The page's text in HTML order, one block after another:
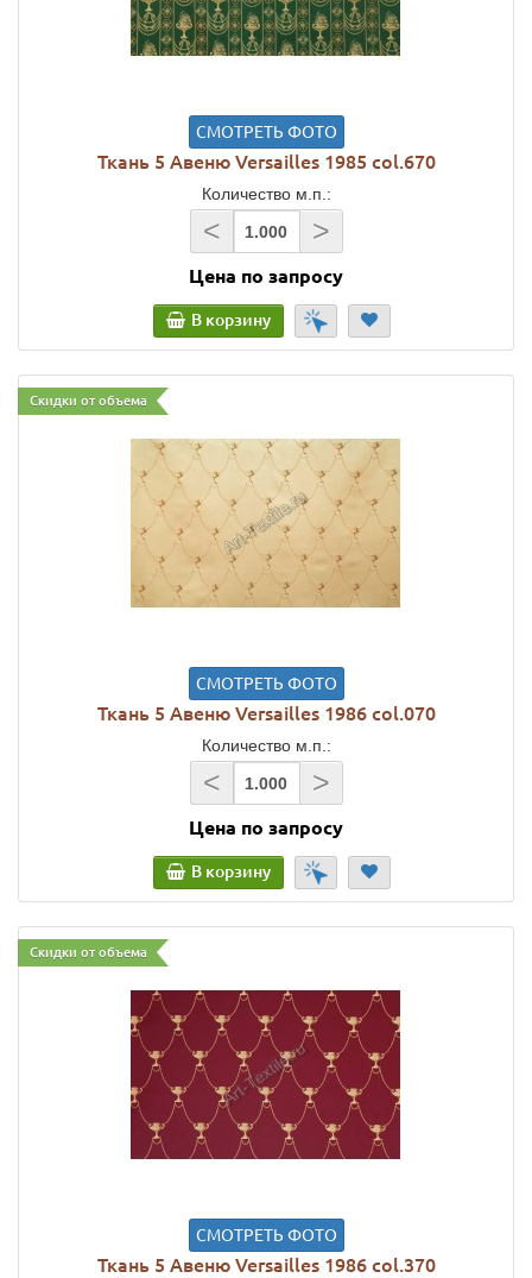
СМОТРЕТЬ ФОТО
Ткань 5 Авеню Versailles 1985 col.670
Количество м.п.:
< >
Цена по запросу
В корзину
Скидки от объема
СМОТРЕТЬ ФОТО
Ткань 5 Авеню Versailles 1986 col.070
Количество м.п.:
< >
Цена по запросу
В корзину
Скидки от объема
СМОТРЕТЬ ФОТО
Ткань 5 Авеню Versailles 1986 col.370